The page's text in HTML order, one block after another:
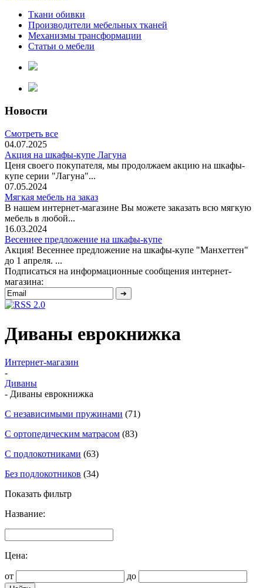
Ткани обивки
Производители мебельных тканей
Механизмы трансформации
Статьи о мебели
Новости
Смотреть все
04.07.2025
Акция на шкафы-купе Лагуна
Ценя своего покупателя, мы продолжаем акцию на шкафы-
купе серии "Лагуна"...
07.05.2024
Мягкая мебель на заказ
В нашем интернет-магазине Вы можете заказать всю мягкую
мебель в любой...
16.03.2024
Весеннее предложение на шкафы-купе
Акция! Весеннее предложение на шкафы-купе "Манхеттен"
до 1 апреля. ...
Подписаться на информационные сообщения интернет-
магазина:
Диваны еврокнижка
Интернет-магазин
-
Диваны
- Диваны еврокнижка
С независимыми пружинами (71)
С ортопедическим матрасом (83)
С подлокотниками (63)
Без подлокотников (34)
Показать фильтр
Название:
Цена:
от до